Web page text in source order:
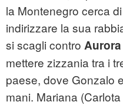
la Montenegro cerca
indirizzare la sua
si scagli contro Aurora
mettere zizzania tra i
paese, dove Gonzalo
mani. Mariana